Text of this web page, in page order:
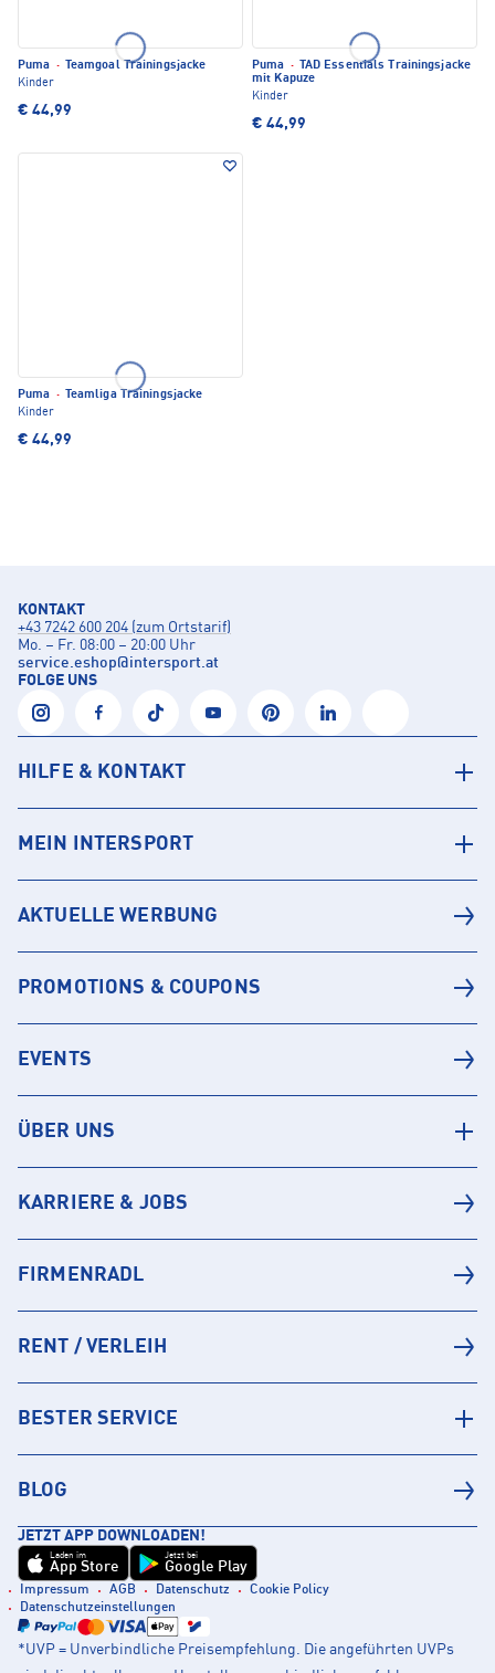
Puma ·
Teamgoal Trainingsjacke
Kinder
€ 44,99
Puma ·
TAD Essentials Trainingsjacke
mit Kapuze
Kinder
€ 44,99
Puma ·
Teamliga Trainingsjacke
Kinder
€ 44,99
KONTAKT
+43 7242 600 204 (zum Ortstarif)
Mo. – Fr. 08:00 – 20:00 Uhr
service.eshop@intersport.at
FOLGE UNS
HILFE & KONTAKT
MEIN INTERSPORT
AKTUELLE WERBUNG
PROMOTIONS & COUPONS
EVENTS
ÜBER UNS
KARRIERE & JOBS
FIRMENRADL
RENT / VERLEIH
BESTER SERVICE
BLOG
JETZT APP DOWNLOADEN!
Laden im
App Store
Jetzt bei
Google Play
Impressum AGB Datenschutz
Cookie Policy
Datenschutzeinstellungen
*UVP = Unverbindliche Preisempfehlung. Die angeführten UVPs